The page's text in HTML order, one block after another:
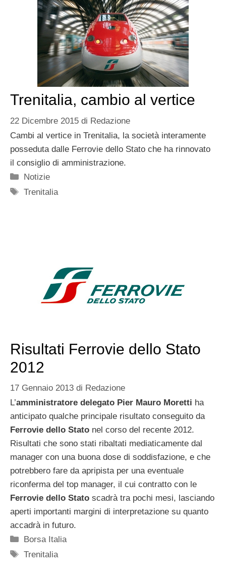
Trenitalia, cambio al vertice
22 Dicembre 2015 di Redazione
Cambi al vertice in Trenitalia, la società interamente
posseduta dalle Ferrovie dello Stato che ha rinnovato
il consiglio di amministrazione.
Categorie
Notizie
Tag
Trenitalia
Risultati Ferrovie dello Stato
2012
17 Gennaio 2013 di Redazione
L’amministratore delegato Pier Mauro Moretti ha
anticipato qualche principale risultato conseguito da
Ferrovie dello Stato nel corso del recente 2012.
Risultati che sono stati ribaltati mediaticamente dal
manager con una buona dose di soddisfazione, e che
potrebbero fare da apripista per una eventuale
riconferma del top manager, il cui contratto con le
Ferrovie dello Stato scadrà tra pochi mesi, lasciando
aperti importanti margini di interpretazione su quanto
accadrà in futuro.
Categorie
Borsa Italia
Tag
Trenitalia